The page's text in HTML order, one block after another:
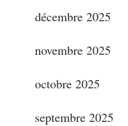
décembre 2025
novembre 2025
octobre 2025
septembre 2025